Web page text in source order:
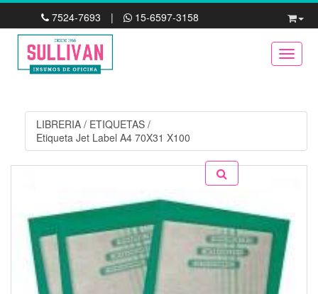
7524-7693 | 15-6597-3158
LIBRERIA / ETIQUETAS /
Etiqueta Jet Label A4 70X31 X100